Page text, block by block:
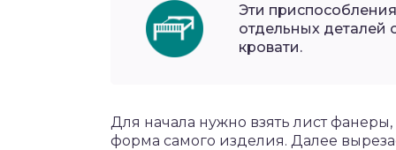
Эти
отдельных деталей
кровати.
Для начала нужно взять лист
форма самого изделия. Далее